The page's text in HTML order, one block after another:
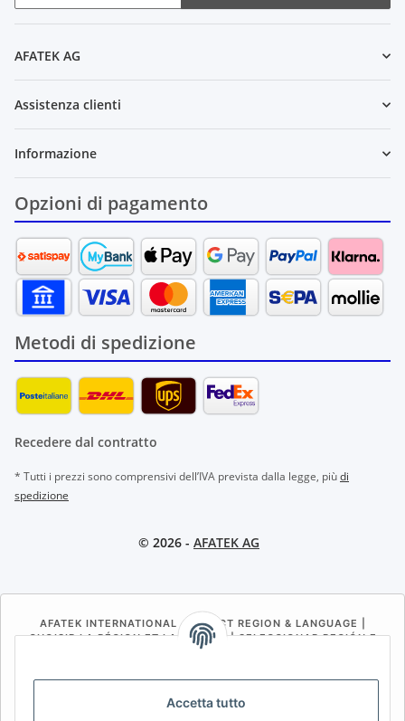
Accetta tutto
AFATEK AG
Assistenza clienti
Informazione
Opzioni di pagamento
Metodi di spedizione
Recedere dal contratto
* Tutti i prezzi sono comprensivi dell’IVA prevista dalla legge, piùdi
spedizione
© 2026 - AFATEK AG
AFATEK INTERNATIONAL – SELECT REGION & LANGUAGE |
CHOISIR LA RÉGION ET LA LANGUE | SELECCIONAR REGIÓN E
IDIOMA